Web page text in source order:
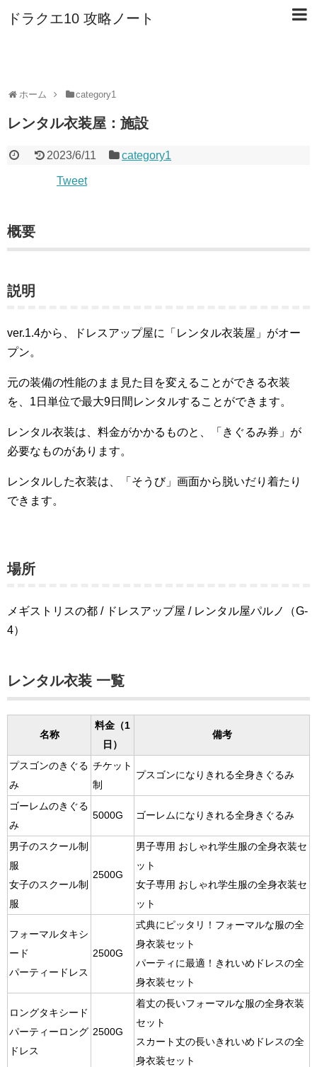
ドラクエ10 攻略ノート
ホーム category1
レンタル衣装屋：施設
2023/6/11 category1
Tweet
概要
説明
ver.1.4から、ドレスアップ屋に「レンタル衣装屋」がオー
プン。
元の装備の性能のまま見た目を変えることができる衣装
を、1日単位で最大9日間レンタルすることができます。
レンタル衣装は、料金がかかるものと、「きぐるみ券」が
必要なものがあります。
レンタルした衣装は、「そうび」画面から脱いだり着たり
できます。
場所
メギストリスの都 / ドレスアップ屋 / レンタル屋パルノ（G-
4）
レンタル衣装 一覧
名称
料金（1
日）
備考
プスゴンのきぐる
み
チケット
制
プスゴンになりきれる全身きぐるみ
ゴーレムのきぐる
み
5000G ゴーレムになりきれる全身きぐるみ
男子のスクール制
服
女子のスクール制
服
2500G
男子専用 おしゃれ学生服の全身衣装セ
ット
女子専用 おしゃれ学生服の全身衣装セ
ット
フォーマルタキシ
ード
パーティードレス
2500G
式典にピッタリ！フォーマルな服の全
身衣装セット
パーティに最適！きれいめドレスの全
身衣装セット
ロングタキシード
パーティーロング
ドレス
2500G
着丈の長いフォーマルな服の全身衣装
セット
スカート丈の長いきれいめドレスの全
身衣装セット